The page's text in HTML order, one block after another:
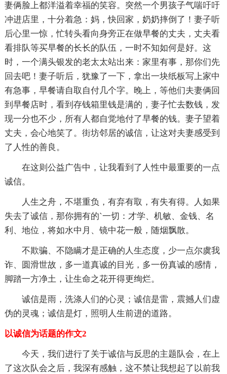
妻俩脸上都洋溢着幸福的笑容。突然一个男孩子气喘吁吁
冲进店里，十分着急：妈，快回家，奶奶摔倒了！妻子听
后心里一惊，忙转头看向身旁正在做早餐的丈夫，丈夫看
看排队等买早餐的长长的队伍，一时不知如何是好。这
时，一个满头银发的老太太站出来：家里有事，那你们先
回去吧！妻子听后，犹豫了一下，拿出一块纸板写上家中
有急事，早餐请自取自付几个字。晚上，等他们夫妻俩回
到早餐店时，看到存钱箱里钱是满的，妻子忙去数钱，发
现一分也不少，所有人都自觉地付了早餐的钱。妻子望着
丈夫，会心地笑了。街坊邻居的诚信，让这对夫妻感受到
了人性的善良。
在这则公益广告中，让我看到了人性中最重要的一点
诚信。
人生之舟，不堪重负，有弃有取，有失有得。人如果
失去了诚信，那你拥有的`一切：才学、机敏、金钱、名
利、地位，将如水中月、镜中花一般，随烟飘散。
不欺骗、不隐瞒才是正确的人生态度，少一点尔虞我
诈、圆滑世故，多一道真诚的目光，多一份真诚的感情，
脚踏一方净土，让生命之花开得更绚烂。
诚信是雨，洗涤人们的心灵；诚信是雷，震撼人们虚
伪的灵魂；诚信是灯，照明人生前进的道路。
以诚信为话题的作文2
今天，我们进行了关于诚信与反思的主题队会，在上
了这次队会之后，我深有感触，这不禁让我想起了以前我